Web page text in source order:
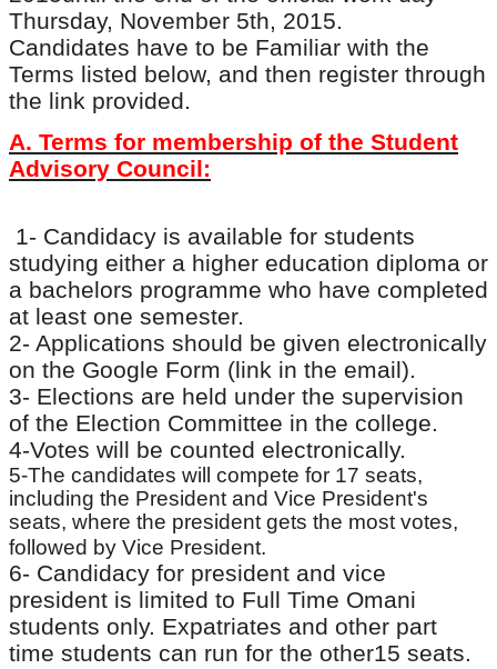
Thursday, November 5th, 2015.
Candidates have to be Familiar with the
Terms listed below, and then register through
the link provided.
A. Terms for membership of the Student
Advisory Council:
1- Candidacy is available for students
studying either a higher education diploma or
a bachelors programme who have completed
at least one semester.
2- Applications should be given electronically
on the Google Form (link in the email).
3- Elections are held under the supervision
of the Election Committee in the college.
4-Votes will be counted electronically.
5-The candidates will compete for 17 seats,
including the President and Vice President's
seats, where the president gets the most votes,
followed by Vice President.
6- Candidacy for president and vice
president is limited to Full Time Omani
students only. Expatriates and other part
time students can run for the other15 seats.